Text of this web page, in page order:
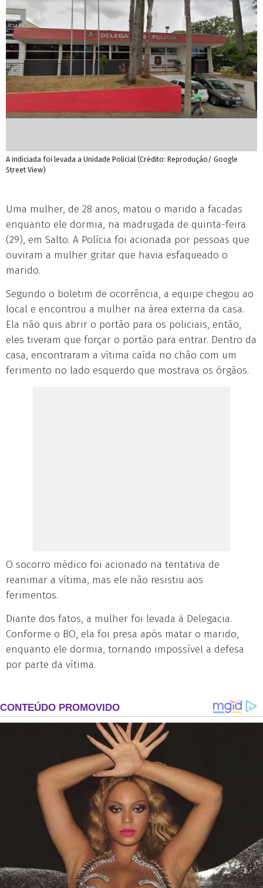
A indiciada foi levada a Unidade Policial (Crédito: Reprodução/ Google
Street View)
Uma mulher, de 28 anos, matou o marido a facadas
enquanto ele dormia, na madrugada de quinta-feira
(29), em Salto. A Polícia foi acionada por pessoas que
ouviram a mulher gritar que havia esfaqueado o
marido.
Segundo o boletim de ocorrência, a equipe chegou ao
local e encontrou a mulher na área externa da casa.
Ela não quis abrir o portão para os policiais, então,
eles tiveram que forçar o portão para entrar. Dentro da
casa, encontraram a vítima caída no chão com um
ferimento no lado esquerdo que mostrava os órgãos.
O socorro médico foi acionado na tentativa de
reanimar a vítima, mas ele não resistiu aos
ferimentos.
Diante dos fatos, a mulher foi levada à Delegacia.
Conforme o BO, ela foi presa após matar o marido,
enquanto ele dormia, tornando impossível a defesa
por parte da vítima.